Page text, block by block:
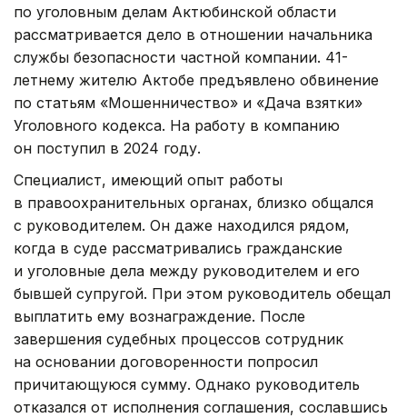
по уголовным делам Актюбинской области
рассматривается дело в отношении начальника
службы безопасности частной компании. 41-
летнему жителю Актобе предъявлено обвинение
по статьям «Мошенничество» и «Дача взятки»
Уголовного кодекса. На работу в компанию
он поступил в 2024 году.
Специалист, имеющий опыт работы
в правоохранительных органах, близко общался
с руководителем. Он даже находился рядом,
когда в суде рассматривались гражданские
и уголовные дела между руководителем и его
бывшей супругой. При этом руководитель обещал
выплатить ему вознаграждение. После
завершения судебных процессов сотрудник
на основании договоренности попросил
причитающуюся сумму. Однако руководитель
отказался от исполнения соглашения, сославшись